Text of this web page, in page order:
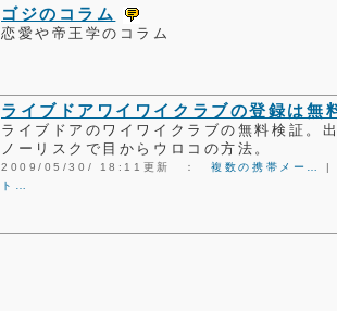
ゴジのコラム
恋愛や帝王学のコラム
ライブドアワイワイクラブの登録は無
ライブドアのワイワイクラブの無料検証。
ノーリスクで目からウロコの方法。
2009/05/30/ 18:11更新 ：複数の携帯メー…
ト…